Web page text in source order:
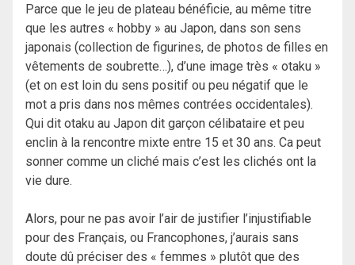
Parce que le jeu de plateau bénéficie, au même titre
que les autres « hobby » au Japon, dans son sens
japonais (collection de figurines, de photos de filles en
vêtements de soubrette…), d’une image très « otaku »
(et on est loin du sens positif ou peu négatif que le
mot a pris dans nos mêmes contrées occidentales).
Qui dit otaku au Japon dit garçon célibataire et peu
enclin à la rencontre mixte entre 15 et 30 ans. Ca peut
sonner comme un cliché mais c’est les clichés ont la
vie dure.
Alors, pour ne pas avoir l’air de justifier l’injustifiable
pour des Français, ou Francophones, j’aurais sans
doute dû préciser des « femmes » plutôt que des